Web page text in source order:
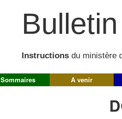
Instructions du ministère
Sommaires A venir